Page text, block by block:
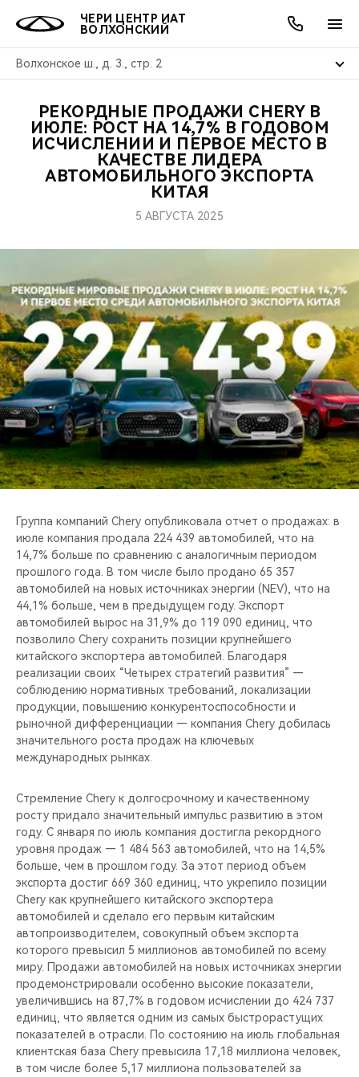
ЧЕРИ ЦЕНТР ИАТ
ВОЛХОНСКИЙ
Волхонское ш., д. 3., стр. 2
МОДЕЛИ
НОВИНКИ
ПОКУПАТЕЛЯМ
ВЫБОР И ПОКУПКА
ВЛАДЕЛЬЦАМ
CHERY CONNECT
МИР CHERY
ЛЮДИ CHERY
БЛАГОТВОРИТЕЛЬНОСТЬ
CHERY REMOTE
CHERY И СПОРТ
НАШИ МЕРОПРИЯТИЯ
ВИДЕООБЗОРЫ
CHERY ДЛЯ ДЕТЕЙ
АКЦИИ
ВЫГОДЫ И АКЦИИ
ОНЛАЙН СЕРВИСЫ
ВЫБОР И ПОКУПКА
О КОМПАНИИ
РЕКОРДНЫЕ ПРОДАЖИ CHERY В
ИЮЛЕ: РОСТ НА 14,7% В ГОДОВОМ
ИСЧИСЛЕНИИ И ПЕРВОЕ МЕСТО В
КАЧЕСТВЕ ЛИДЕРА
АВТОМОБИЛЬНОГО ЭКСПОРТА
КИТАЯ
5 АВГУСТА 2025
Группа компаний Chery опубликовала отчет о продажах: в
июле компания продала 224 439 автомобилей, что на
14,7% больше по сравнению с аналогичным периодом
прошлого года. В том числе было продано 65 357
автомобилей на новых источниках энергии (NEV), что на
44,1% больше, чем в предыдущем году. Экспорт
автомобилей вырос на 31,9% до 119 090 единиц, что
позволило Chery сохранить позиции крупнейшего
китайского экспортера автомобилей. Благодаря
реализации своих “Четырех стратегий развития” —
соблюдению нормативных требований, локализации
продукции, повышению конкурентоспособности и
рыночной дифференциации — компания Chery добилась
значительного роста продаж на ключевых
международных рынках.
Стремление Chery к долгосрочному и качественному
росту придало значительный импульс развитию в этом
году. С января по июль компания достигла рекордного
уровня продаж — 1 484 563 автомобилей, что на 14,5%
больше, чем в прошлом году. За этот период объем
экспорта достиг 669 360 единиц, что укрепило позиции
Chery как крупнейшего китайского экспортера
автомобилей и сделало его первым китайским
автопроизводителем, совокупный объем экспорта
которого превысил 5 миллионов автомобилей по всему
миру. Продажи автомобилей на новых источниках энергии
продемонстрировали особенно высокие показатели,
увеличившись на 87,7% в годовом исчислении до 424 737
единиц, что является одним из самых быстрорастущих
показателей в отрасли. По состоянию на июль глобальная
клиентская база Chery превысила 17,18 миллиона человек,
в том числе более 5,17 миллиона пользователей за